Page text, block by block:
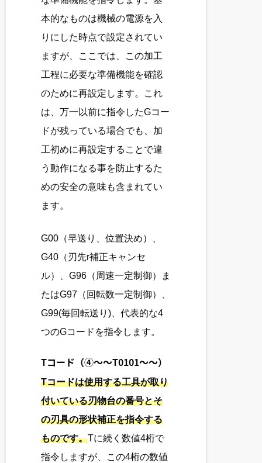
本的なものは機械の電源を入
りにした時点で設定されてい
ますが、ここでは、この加工
工程に必要な準備機能を確認
のために再設定します。これ
は、万一以前に指令したGコー
ドが残っている場合でも、加
工初めに再設定することで違
う動作になる事を防止するた
めの安全の意味も含まれてい
ます。
G00（早送り、位置決め）、
G40（刃先r補正キャンセ
ル）、G96（周速一定制御）ま
たはG97（回転数一定制御）、
G99(毎回転送り)、代表的な4
つのGコードを指令します。
Tコード （④～～T0101～～）
Tコードは使用する工具が取り
付いている刃物台の番号とそ
の刃具の形状補正を指令する
ものです。Tに続く数値4桁で
指令しますが、この4桁の数値